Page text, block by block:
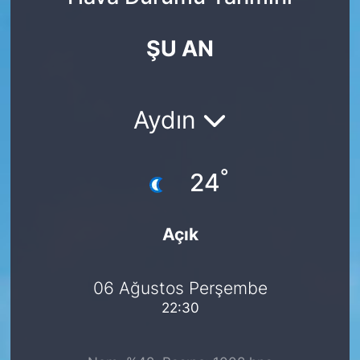
ŞU AN
Aydın
24°
Açık
06 Ağustos Perşembe
22:30
SAVUNMA SANAYİ
FESTİVAL HABERLERİ
FESTİVAL TAKVİMİ